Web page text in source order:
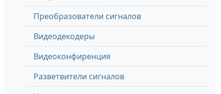
Преобразователи сигналов
Видеодекодеры
Видеоконфиренция
Разветвители сигналов